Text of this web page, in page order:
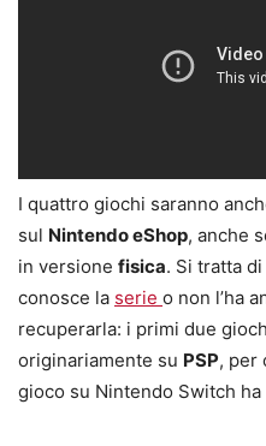
I quattro giochi saranno
sul Nintendo eShop, anche
in versione fisica. Si tratta
conosce la serie o non l’ha
recuperarla: i primi due
originariamente su PSP, per
gioco su Nintendo Switch